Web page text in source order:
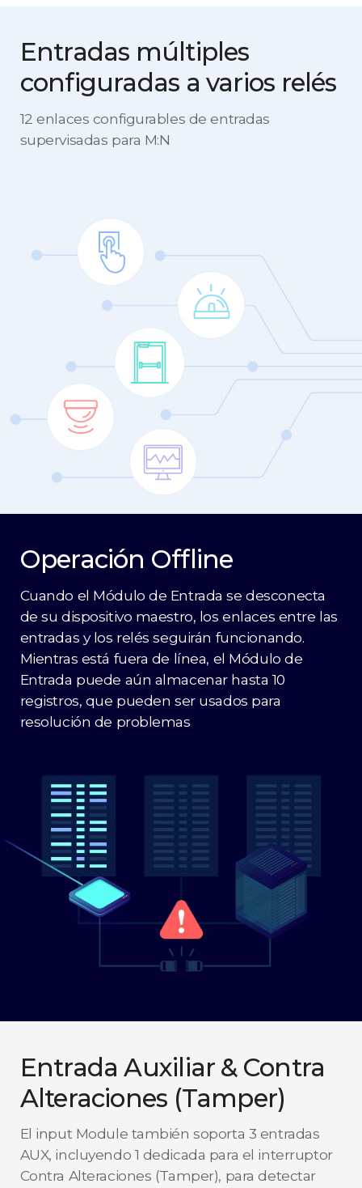
Entradas múltiples
configuradas a varios relés
12 enlaces configurables de entradas
supervisadas para M:N
Operación Offline
Cuando el Módulo de Entrada se desconecta
de su dispositivo maestro, los enlaces entre las
entradas y los relés seguirán funcionando.
Mientras está fuera de línea, el Módulo de
Entrada puede aún almacenar hasta 10
registros, que pueden ser usados para
resolución de problemas
Entrada Auxiliar & Contra
Alteraciones (Tamper)
El input Module también soporta 3 entradas
AUX, incluyendo 1 dedicada para el interruptor
Contra Alteraciones (Tamper), para detectar